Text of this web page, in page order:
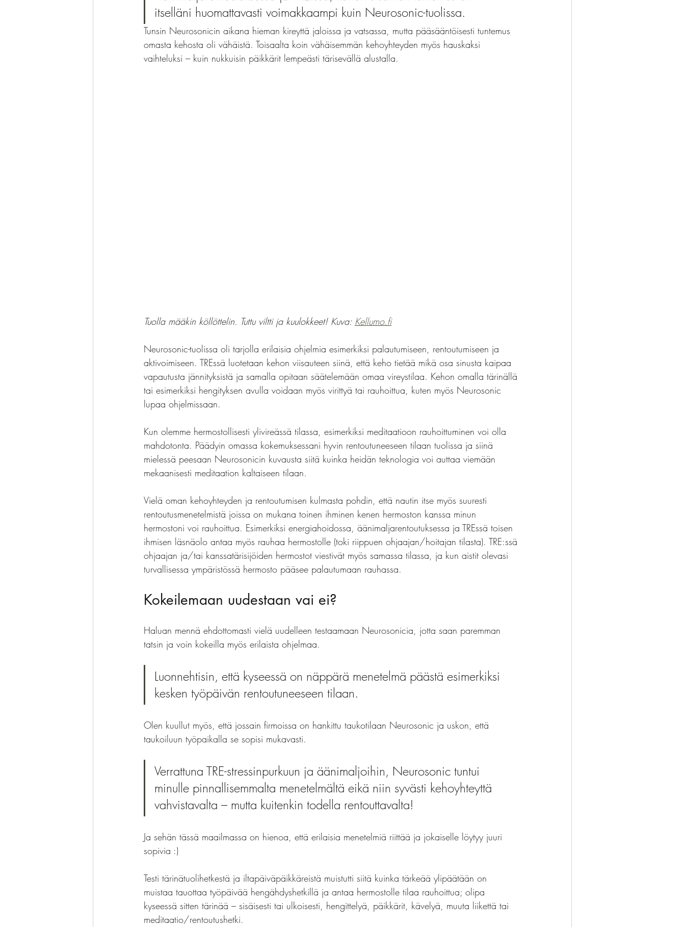
itselläni huomattavasti voimakkaampi kuin Neurosonic-tuolissa.
Tunsin Neurosonicin aikana hieman kireyttä jaloissa ja vatsassa, mutta pääsääntöisesti tuntemus
omasta kehosta oli vähäistä. Toisaalta koin vähäisemmän kehoyhteyden myös hauskaksi
vaihteluksi – kuin nukkuisin päikkärit lempeästi tärisevällä alustalla.
Tuolla määkin köllöttelin. Tuttu viltti ja kuulokkeet! Kuva: Kellumo.fi
Neurosonic-tuolissa oli tarjolla erilaisia ohjelmia esimerkiksi palautumiseen, rentoutumiseen ja
aktivoimiseen. TREssä luotetaan kehon viisauteen siinä, että keho tietää mikä osa sinusta kaipaa
vapautusta jännityksistä ja samalla opitaan säätelemään omaa vireystilaa. Kehon omalla tärinällä
tai esimerkiksi hengityksen avulla voidaan myös virittyä tai rauhoittua, kuten myös Neurosonic
lupaa ohjelmissaan.
Kun olemme hermostollisesti ylivireässä tilassa, esimerkiksi meditaatioon rauhoittuminen voi olla
mahdotonta. Päädyin omassa kokemuksessani hyvin rentoutuneeseen tilaan tuolissa ja siinä
mielessä peesaan Neurosonicin kuvausta siitä kuinka heidän teknologia voi auttaa viemään
mekaanisesti meditaation kaltaiseen tilaan.
Vielä oman kehoyhteyden ja rentoutumisen kulmasta pohdin, että nautin itse myös suuresti
rentoutusmenetelmistä joissa on mukana toinen ihminen kenen hermoston kanssa minun
hermostoni voi rauhoittua. Esimerkiksi energiahoidossa, äänimaljarentoutuksessa ja TREssä toisen
ihmisen läsnäolo antaa myös rauhaa hermostolle (toki riippuen ohjaajan/hoitajan tilasta). TRE:ssä
ohjaajan ja/tai kanssatärisijöiden hermostot viestivät myös samassa tilassa, ja kun aistit olevasi
turvallisessa ympäristössä hermosto pääsee palautumaan rauhassa.
Kokeilemaan uudestaan vai ei?
Haluan mennä ehdottomasti vielä uudelleen testaamaan Neurosonicia, jotta saan paremman
tatsin ja voin kokeilla myös erilaista ohjelmaa.
Luonnehtisin, että kyseessä on näppärä menetelmä päästä esimerkiksi
kesken työpäivän rentoutuneeseen tilaan.
Olen kuullut myös, että jossain firmoissa on hankittu taukotilaan Neurosonic ja uskon, että
taukoiluun työpaikalla se sopisi mukavasti.
Verrattuna TRE-stressinpurkuun ja äänimaljoihin, Neurosonic tuntui
minulle pinnallisemmalta menetelmältä eikä niin syvästi kehoyhteyttä
vahvistavalta – mutta kuitenkin todella rentouttavalta!
Ja sehän tässä maailmassa on hienoa, että erilaisia menetelmiä riittää ja jokaiselle löytyy juuri
sopivia :)
Testi tärinätuolihetkestä ja iltapäiväpäikkäreistä muistutti siitä kuinka tärkeää ylipäätään on
muistaa tauottaa työpäivää hengähdyshetkillä ja antaa hermostolle tilaa rauhoittua; olipa
kyseessä sitten tärinää – sisäisesti tai ulkoisesti, hengittelyä, päikkärit, kävelyä, muuta liikettä tai
meditaatio/rentoutushetki.